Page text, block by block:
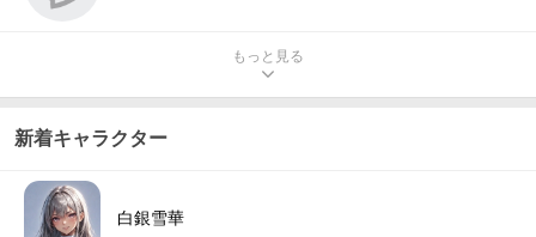
もっと見る
新着キャラクター
白銀雪華